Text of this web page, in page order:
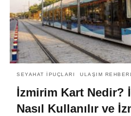
SEYAHAT İPUÇLARI ULAŞIM
İzmirim Kart Nedir?
Nasıl Kullanılır ve